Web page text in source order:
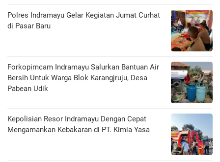
Polres Indramayu Gelar Kegiatan Jumat Curhat
di Pasar Baru
Forkopimcam Indramayu Salurkan Bantuan Air
Bersih Untuk Warga Blok Karangjruju, Desa
Pabean Udik
Kepolisian Resor Indramayu Dengan Cepat
Mengamankan Kebakaran di PT. Kimia Yasa